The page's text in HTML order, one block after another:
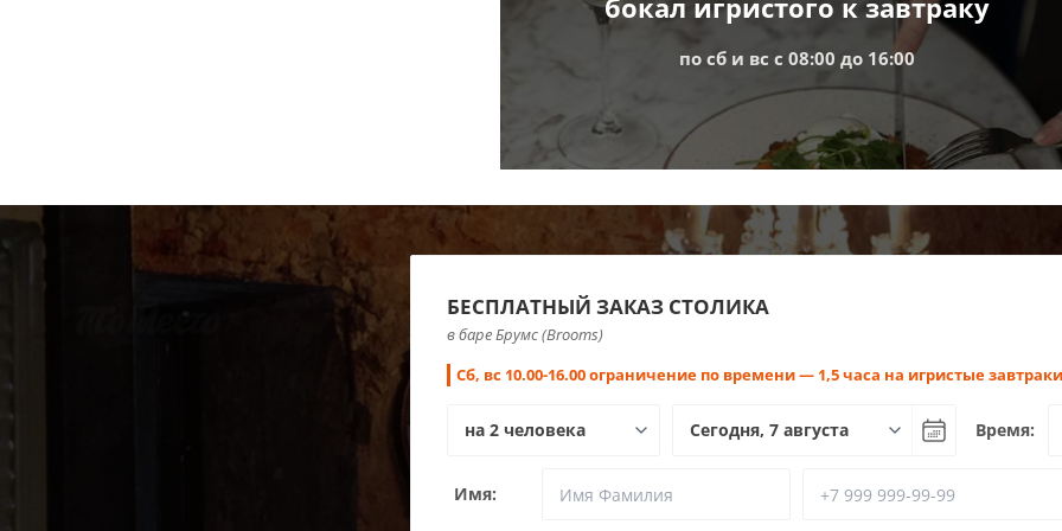
по сб и вс c 08:00 до 16:00
БЕСПЛАТНЫЙ ЗАКАЗ СТОЛИКА
в баре Брумс (Brooms)
Сб, вс 10.00-16.00 ограничение по времени — 1,5 часа на игристые
Время:
Имя: